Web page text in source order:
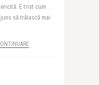
E trist cum
să trăiască mai